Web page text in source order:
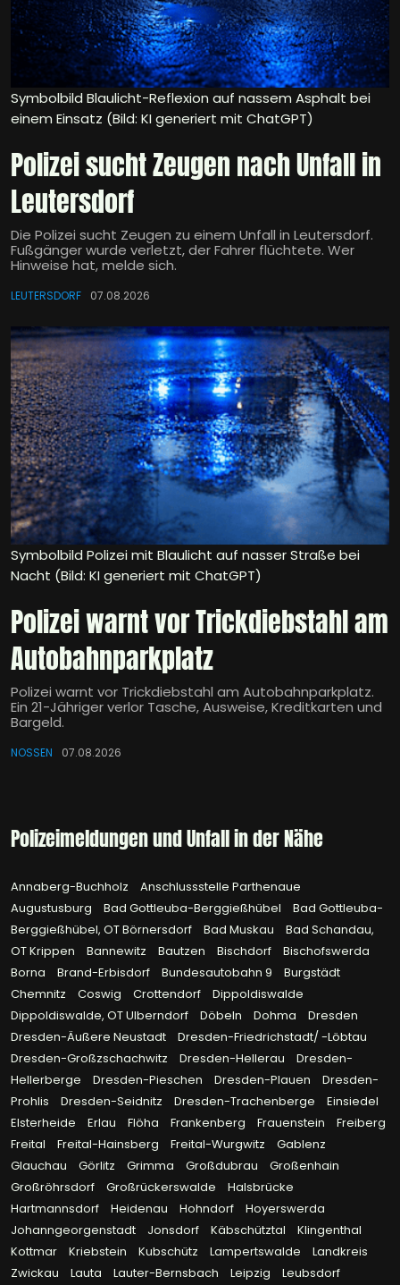
Symbolbild Blaulicht-Reflexion auf nassem Asphalt bei
einem Einsatz (Bild: KI generiert mit ChatGPT)
Polizei sucht Zeugen nach Unfall in
Leutersdorf
Die Polizei sucht Zeugen zu einem Unfall in Leutersdorf.
Fußgänger wurde verletzt, der Fahrer flüchtete. Wer
Hinweise hat, melde sich.
LEUTERSDORF 07.08.2026
Symbolbild Polizei mit Blaulicht auf nasser Straße bei
Nacht (Bild: KI generiert mit ChatGPT)
Polizei warnt vor Trickdiebstahl am
Autobahnparkplatz
Polizei warnt vor Trickdiebstahl am Autobahnparkplatz.
Ein 21-Jähriger verlor Tasche, Ausweise, Kreditkarten und
Bargeld.
NOSSEN 07.08.2026
Polizeimeldungen und Unfall in der Nähe
Annaberg-Buchholz
Anschlussstelle Parthenaue
Augustusburg
Bad Gottleuba-Berggießhübel
Bad Gottleuba-
Berggießhübel, OT Börnersdorf
Bad Muskau
Bad Schandau,
OT Krippen
Bannewitz Bautzen Bischdorf
Bischofswerda
Borna
Brand-Erbisdorf Bundesautobahn 9
Burgstädt
Chemnitz
Coswig Crottendorf
Dippoldiswalde
Dippoldiswalde, OT Ulberndorf
Döbeln Dohma
Dresden
Dresden-Äußere Neustadt
Dresden-Friedrichstadt/ -Löbtau
Dresden-Großzschachwitz
Dresden-Hellerau
Dresden-
Hellerberge
Dresden-Pieschen Dresden-Plauen
Dresden-
Prohlis
Dresden-Seidnitz Dresden-Trachenberge
Einsiedel
Elsterheide
Erlau Flöha Frankenberg Frauenstein
Freiberg
Freital
Freital-Hainsberg Freital-Wurgwitz
Gablenz
Glauchau
Görlitz Grimma Großdubrau
Großenhain
Großröhrsdorf
Großrückerswalde
Halsbrücke
Hartmannsdorf
Heidenau Hohndorf
Hoyerswerda
Johanngeorgenstadt
Jonsdorf Käbschütztal
Klingenthal
Kottmar
Kriebstein Kubschütz Lampertswalde
Landkreis
Zwickau
Lauta Lauter-Bernsbach Leipzig
Leubsdorf